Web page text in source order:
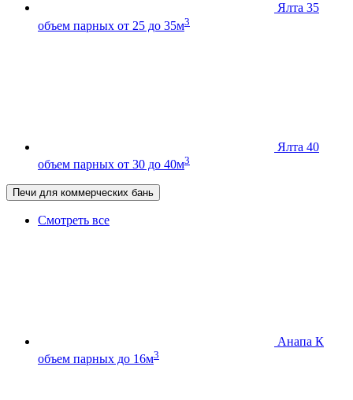
Ялта 35
объем парных от 25 до 35м3
Ялта 40
объем парных от 30 до 40м3
Печи для коммерческих бань
Смотреть все
Анапа К
объем парных до 16м3